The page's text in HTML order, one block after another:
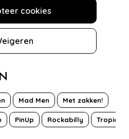
cookies
EXCLUSIEF
€ 45,95
999+
Mad Men Met zakken!
PinUp Rockabilly Tropical